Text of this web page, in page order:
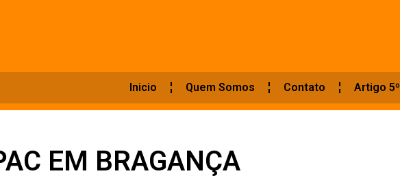
Inicio Quem Somos Contato Artigo 5º
EM BRAGANÇA